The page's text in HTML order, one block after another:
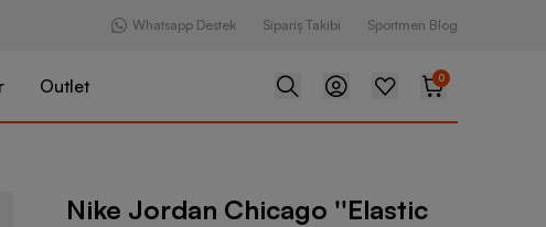
Whatsapp Destek Sipariş Takibi Sportmen Blog
Outlet 0
Chicago ''Elastic Waistband Detail With Internal Lacing'' Erkek
Nike Jordan Chicago ''Elastic